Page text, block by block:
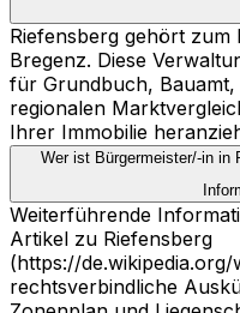
Riefensberg gehört
Bregenz. Diese
für Grundbuch,
regionalen
Ihrer Immobilie
Wer ist Bürgermeister/-in in
Weiterführende
Artikel zu Riefensberg
(https://
rechtsverbindliche